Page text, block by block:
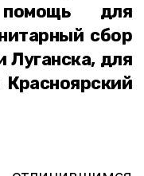
для
сбор
Луганска, для